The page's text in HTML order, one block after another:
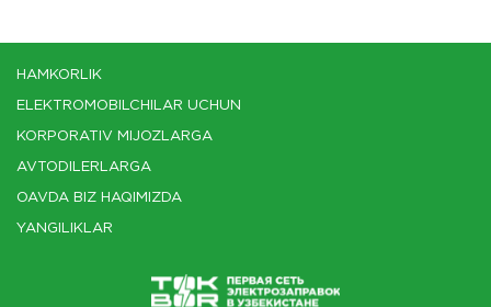
HAMKORLIK
ELEKTROMOBILCHILAR UCHUN
KORPORATIV MIJOZLARGA
AVTODILERLARGA
OAVDA BIZ HAQIMIZDA
YANGILIKLAR